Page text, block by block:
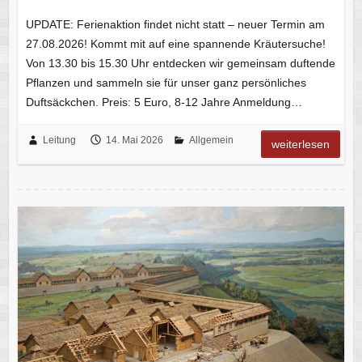
UPDATE: Ferienaktion findet nicht statt – neuer Termin am
27.08.2026! Kommt mit auf eine spannende Kräutersuche!
Von 13.30 bis 15.30 Uhr entdecken wir gemeinsam duftende
Pflanzen und sammeln sie für unser ganz persönliches
Duftsäckchen. Preis: 5 Euro, 8-12 Jahre Anmeldung…
Leitung 14. Mai 2026 Allgemein weiterlesen